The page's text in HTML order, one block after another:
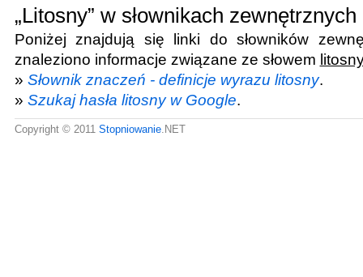
„Litosny” w słownikach zewnętrznych
Poniżej znajdują się linki do słowników
znaleziono informacje związane ze słowem
» Słownik znaczeń - definicje wyrazu litosny.
» Szukaj hasła litosny w Google.
Copyright © 2011 Stopniowanie.NET